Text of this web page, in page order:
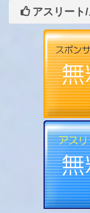
アスリート